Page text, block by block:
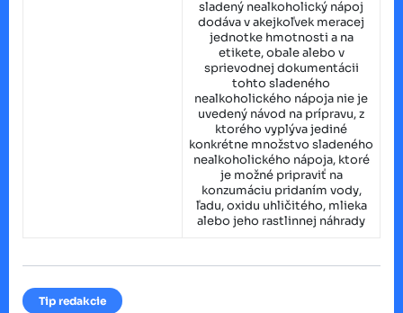
sladený nealkoholický nápoj
dodáva v akejkoľvek meracej
jednotke hmotnosti a na
etikete, obale alebo v
sprievodnej dokumentácii
tohto sladeného
nealkoholického nápoja nie je
uvedený návod na prípravu, z
ktorého vyplýva jediné
konkrétne množstvo sladeného
nealkoholického nápoja, ktoré
je možné pripraviť na
konzumáciu pridaním vody,
ľadu, oxidu uhličitého, mlieka
alebo jeho rastlinnej náhrady
Tip redakcie